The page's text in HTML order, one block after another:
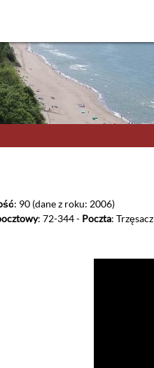
: 90 (dane z roku: 2006)
: 72-344 - Poczta: Trzęsacz